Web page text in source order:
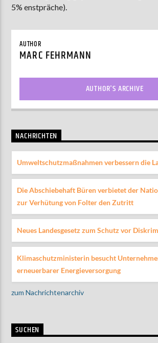
5% enstpräche).
AUTHOR
MARC FEHRMANN
AUTHOR'S ARCHIVE
NACHRICHTEN
Umweltschutzmaßnahmen verbessern die
Die Abschiebehaft Büren verbietet der
zur Verhütung von Folter den Zutritt
Neues Landesgesetz zum Schutz vor
Klimaschutzministerin besucht
erneuerbarer Energieversorgung
zum Nachrichtenarchiv
SUCHEN